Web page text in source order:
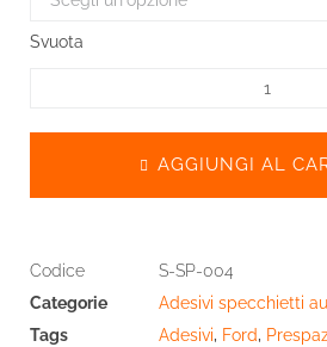
Svuota
AGGIUNGI AL
Codice
S-SP-004
Categorie
Adesivi specchietti
Tags
Adesivi, Ford,